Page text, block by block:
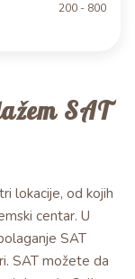
200 - 800
SAT
lokacije, od kojih
centar. U
SAT
SAT možete da